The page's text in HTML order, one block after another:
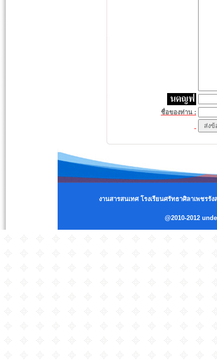
ชื่อของท่าน :
งานสารสนเทศ โรงเรียนศรัทธาศิลาเพชร
@2010-2012